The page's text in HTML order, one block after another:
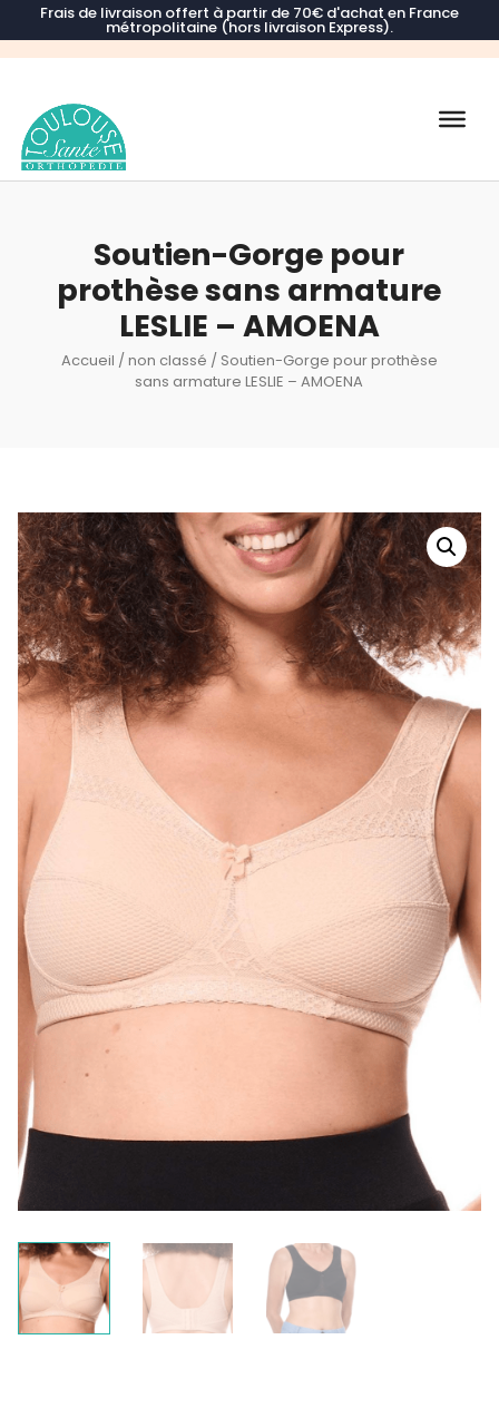
Frais de livraison offert à partir de 70€ d'achat en France
métropolitaine (hors livraison Express).
Recherche
Soutien-Gorge pour
prothèse sans armature
LESLIE – AMOENA
Accueil /non classé / Soutien-Gorge pour prothèse
sans armature LESLIE – AMOENA